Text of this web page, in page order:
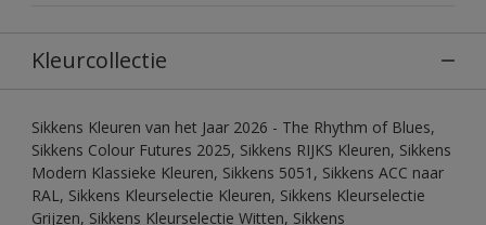
Kleurcollectie
Sikkens Kleuren van het Jaar 2026 - The Rhythm of Blues,
Sikkens Colour Futures 2025, Sikkens RIJKS Kleuren, Sikkens
Modern Klassieke Kleuren, Sikkens 5051, Sikkens ACC naar
RAL, Sikkens Kleurselectie Kleuren, Sikkens Kleurselectie
Grijzen, Sikkens Kleurselectie Witten, Sikkens